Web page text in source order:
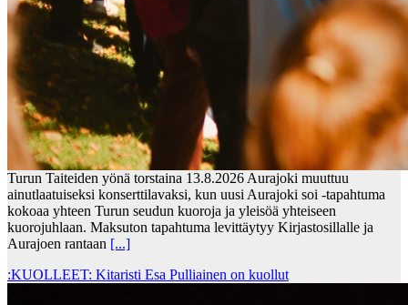
Turun Taiteiden yönä torstaina 13.8.2026 Aurajoki muuttuu
ainutlaatuiseksi konserttilavaksi, kun uusi Aurajoki soi -tapahtuma
kokoaa yhteen Turun seudun kuoroja ja yleisöä yhteiseen
kuorojuhlaan. Maksuton tapahtuma levittäytyy Kirjastosillalle ja
Aurajoen rantaan [...]
:KUOLLEET: Kitaristi Esa Pulliainen on kuollut